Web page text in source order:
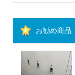
お勧め商品